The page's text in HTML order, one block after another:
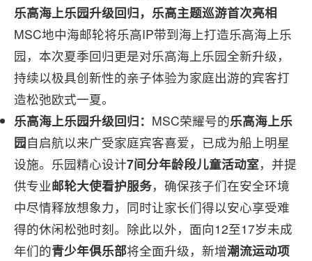
乐高海上乐园升级回归，乐高主题巡游首次亮相
MSC地中海邮轮将乐高IP带到海上打造乐高海上乐
园，本次夏季回归更是对乐高海上乐园全新升级，
持续以极具创新性的亲子体验为家庭出游的宾客打
造松弛欧式一夏。
乐高海上乐园升级回归： MSC荣耀号的乐高海上乐
园自启航以来广受家庭宾客喜爱，已成为船上明星
设施。乐园精心设计7间分年龄段儿童活动室，并提
供专业邮轮大使看护服务，确保孩子们在安全环境
中尽情释放想象力，同时让家长们得以安心享受难
得的休闲松弛时刻。除此以外，面向12至17岁未成
年们的青少年俱乐部将全面升级，新增潮流运动项